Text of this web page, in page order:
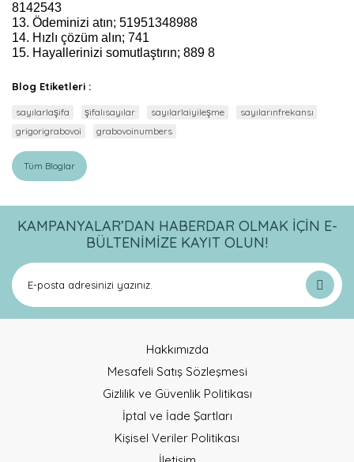
8142543
13. Ödeminizi atın; 51951348988
14. Hızlı çözüm alın; 741
15. Hayallerinizi somutlaştırın; 889 8
Blog Etiketleri :
sayılarlaşifa şifalısayılar sayılarlaiyileşme
sayılarınfrekansı
grigorigrabovoi
grabovoinumbers
Tüm Bloglar
KAMPANYALAR’DAN HABERDAR OLMAK İÇİN E-
BÜLTENİMİZE KAYIT OLUN!
Hakkımızda
Mesafeli Satış Sözleşmesi
Gizlilik ve Güvenlik Politikası
İptal ve İade Şartları
Kişisel Veriler Politikası